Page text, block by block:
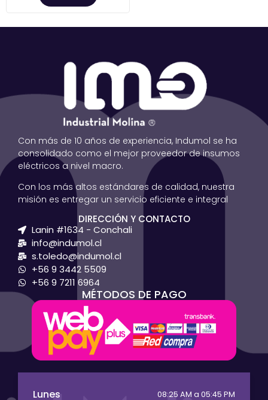
Con más de 10 años de experiencia, Indumol se ha
consolidado como el mejor proveedor de insumos
eléctricos a nivel macro.
Con los más altos estándares de calidad, nuestra
misión es entregar un servicio eficiente e integral
DIRECCIÓN Y CONTACTO
Lanin #1634 - Conchali
info@indumol.cl
s.toledo@indumol.cl
+56 9 3442 5509
+56 9 7211 6964
MÉTODOS DE PAGO
Lunes 08:25 AM a 05:45 PM